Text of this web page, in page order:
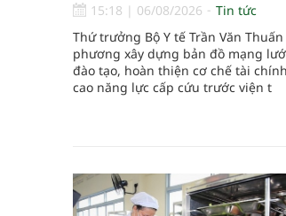
"Nền kinh tế bạc" có thể trở
15:18 | 06/08/2026
Tin tức
Thứ trưởng Bộ Y tế Trần Văn
phương xây dựng bản đồ mạng
đào tạo, hoàn thiện cơ chế tài
cao năng lực cấp cứu trước viện t